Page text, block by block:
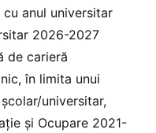
anul universitar
2026-2027
de carieră
în limita unui
universitar,
și Ocupare 2021-